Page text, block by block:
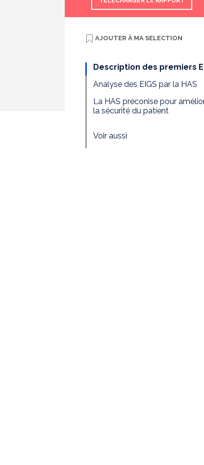
AJOUTER À MA SELECTION
Description des premiers
Analyse des EIGS par la HAS
La HAS préconise pour
la sécurité du patient
Voir aussi